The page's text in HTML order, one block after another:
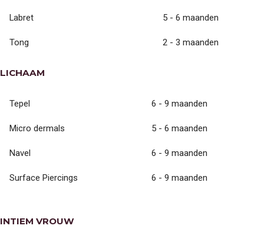
OPENINGSTIJDEN
IMPRESSIE SHOP
TANDEN BLEKEN)
NAOMI (PIERCER)
Labret 5 - 6 maanden
Tong 2 - 3 maanden
LICHAAM
Tepel 6 - 9 maanden
Micro dermals 5 - 6 maanden
Navel 6 - 9 maanden
Surface Piercings 6 - 9 maanden
INTIEM VROUW